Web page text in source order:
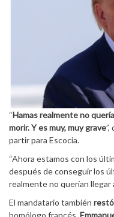
“Hamas realmente no
morir. Y es muy, muy grave
partir para Escocia.
“Ahora estamos con los
después de conseguir los
realmente no querían llegar
El mandatario también
homólogo francés,